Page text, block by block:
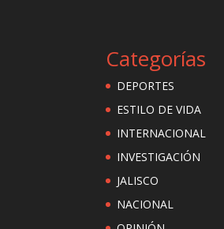
Categorías
DEPORTES
ESTILO DE VIDA
INTERNACIONAL
INVESTIGACIÓN
JALISCO
NACIONAL